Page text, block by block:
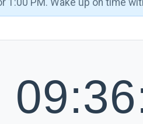
1:00 PM. Wake up on time